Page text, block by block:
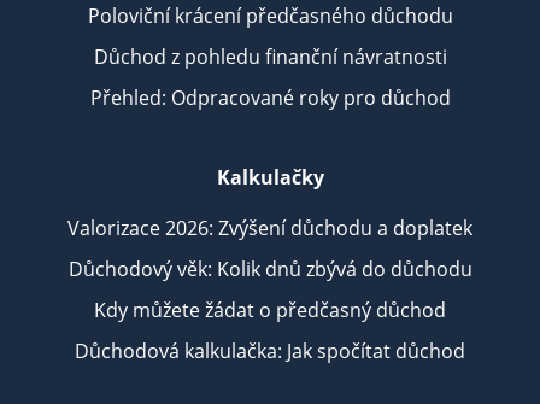
Poloviční krácení předčasného důchodu
Důchod z pohledu finanční návratnosti
Přehled: Odpracované roky pro důchod
Kalkulačky
Valorizace 2026: Zvýšení důchodu a doplatek
Důchodový věk: Kolik dnů zbývá do důchodu
Kdy můžete žádat o předčasný důchod
Důchodová kalkulačka: Jak spočítat důchod